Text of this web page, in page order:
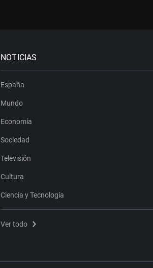
NOTICIAS
España
Mundo
Economía
Sociedad
Televisión
Cultura
Ciencia y Tecnología
Ver todo